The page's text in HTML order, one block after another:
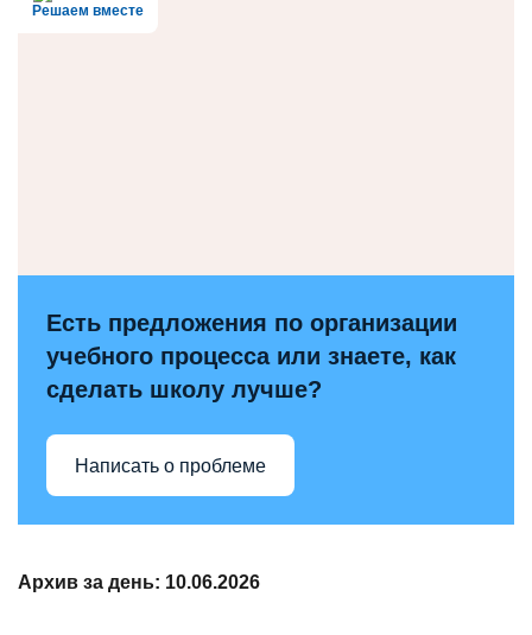
Решаем вместе
Есть предложения по организации
учебного процесса или знаете, как
сделать школу лучше?
Написать о проблеме
Архив за день: 10.06.2026